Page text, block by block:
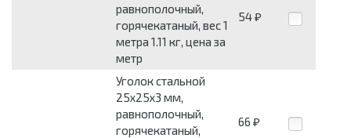
равнополочный,
горячекатаный, вес 1
метра 1.11 кг, цена за
метр
54 ₽
Уголок стальной
25x25x3 мм,
равнополочный,
горячекатаный,
66 ₽